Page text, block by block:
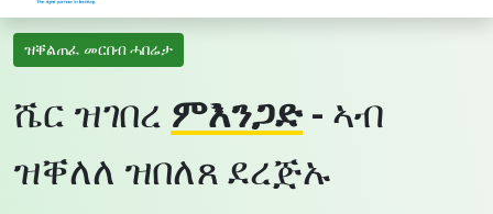
ዝቐልጠፈ መርበብ ሓበሬታ
ሼር ዝገበረ ምእንጋድ- ኣብ
ዝቐለለ ዝበለጸ ደረጅኡ